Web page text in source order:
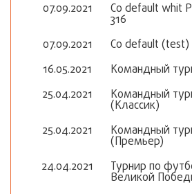
07.09.2021
Co default whit
316
07.09.2021
Co default (test)
16.05.2021
Командный
25.04.2021
Командный
(Классик)
25.04.2021
Командный
(Премьер)
24.04.2021
Турнир по
Великой